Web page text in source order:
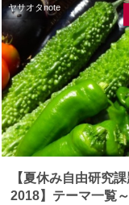
ヤサオタnote
【夏休み自由研究
2018】テーマ一覧